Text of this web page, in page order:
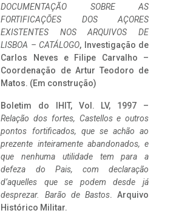
DOCUMENTAÇÃO SOBRE AS
FORTIFICAÇÕES DOS AÇORES
EXISTENTES NOS ARQUIVOS DE
LISBOA – CATÁLOGO, Investigação de
Carlos Neves e Filipe Carvalho –
Coordenação de Artur Teodoro de
Matos. (Em construção)
Boletim do IHIT, Vol. LV, 1997 –
Relação dos fortes, Castellos e outros
pontos fortificados, que se achão ao
prezente inteiramente abandonados, e
que nenhuma utilidade tem para a
defeza do Pais, com declaração
d’aquelles que se podem desde já
desprezar. Barão de Bastos. Arquivo
Histórico Militar.